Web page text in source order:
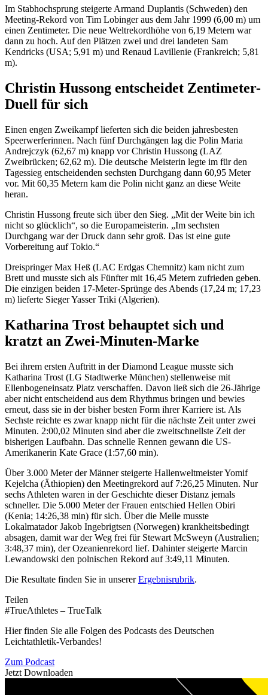
Im Stabhochsprung steigerte Armand Duplantis (Schweden) den
Meeting-Rekord von Tim Lobinger aus dem Jahr 1999 (6,00 m) um
einen Zentimeter. Die neue Weltrekordhöhe von 6,19 Metern war
dann zu hoch. Auf den Plätzen zwei und drei landeten Sam
Kendricks (USA; 5,91 m) und Renaud Lavillenie (Frankreich; 5,81
m).
Christin Hussong entscheidet Zentimeter-
Duell für sich
Einen engen Zweikampf lieferten sich die beiden jahresbesten
Speerwerferinnen. Nach fünf Durchgängen lag die Polin Maria
Andrejczyk (62,67 m) knapp vor Christin Hussong (LAZ
Zweibrücken; 62,62 m). Die deutsche Meisterin legte im für den
Tagessieg entscheidenden sechsten Durchgang dann 60,95 Meter
vor. Mit 60,35 Metern kam die Polin nicht ganz an diese Weite
heran.
Christin Hussong freute sich über den Sieg. „Mit der Weite bin ich
nicht so glücklich“, so die Europameisterin. „Im sechsten
Durchgang war der Druck dann sehr groß. Das ist eine gute
Vorbereitung auf Tokio.“
Dreispringer Max Heß (LAC Erdgas Chemnitz) kam nicht zum
Brett und musste sich als Fünfter mit 16,45 Metern zufrieden geben.
Die einzigen beiden 17-Meter-Sprünge des Abends (17,24 m; 17,23
m) lieferte Sieger Yasser Triki (Algerien).
Katharina Trost behauptet sich und
kratzt an Zwei-Minuten-Marke
Bei ihrem ersten Auftritt in der Diamond League musste sich
Katharina Trost (LG Stadtwerke München) stellenweise mit
Ellenbogeneinsatz Platz verschaffen. Davon ließ sich die 26-Jährige
aber nicht entscheidend aus dem Rhythmus bringen und bewies
erneut, dass sie in der bisher besten Form ihrer Karriere ist. Als
Sechste reichte es zwar knapp nicht für die nächste Zeit unter zwei
Minuten. 2:00,02 Minuten sind aber die zweitschnellste Zeit der
bisherigen Laufbahn. Das schnelle Rennen gewann die US-
Amerikanerin Kate Grace (1:57,60 min).
Über 3.000 Meter der Männer steigerte Hallenweltmeister Yomif
Kejelcha (Äthiopien) den Meetingrekord auf 7:26,25 Minuten. Nur
sechs Athleten waren in der Geschichte dieser Distanz jemals
schneller. Die 5.000 Meter der Frauen entschied Hellen Obiri
(Kenia; 14:26,38 min) für sich. Über die Meile musste
Lokalmatador Jakob Ingebrigtsen (Norwegen) krankheitsbedingt
absagen, damit war der Weg frei für Stewart McSweyn (Australien;
3:48,37 min), der Ozeanienrekord lief. Dahinter steigerte Marcin
Lewandowski den polnischen Rekord auf 3:49,11 Minuten.
Die Resultate finden Sie in unsererErgebnisrubrik.
Teilen
#TrueAthletes – TrueTalk
Hier finden Sie alle Folgen des Podcasts des Deutschen
Leichtathletik-Verbandes!
Zum Podcast
Jetzt Downloaden